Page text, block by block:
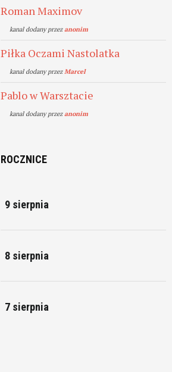
Roman Maximov
kanal dodany przezanonim
Piłka Oczami Nastolatka
kanal dodany przezMarcel
Pablo w Warsztacie
kanal dodany przezanonim
ROCZNICE
9 sierpnia
8 sierpnia
7 sierpnia